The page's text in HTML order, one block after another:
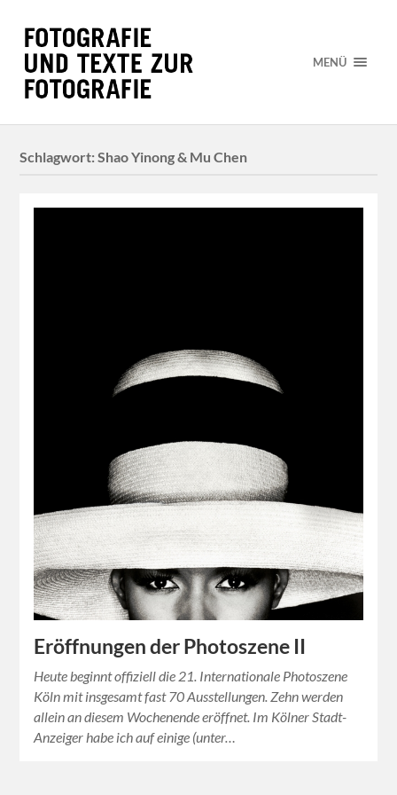
MENÜ
Schlagwort:Shao Yinong & Mu Chen
Eröffnungen der Photoszene II
Heute beginnt offiziell die 21. Internationale Photoszene
Köln mit insgesamt fast 70 Ausstellungen. Zehn werden
allein an diesem Wochenende eröffnet. Im Kölner Stadt-
Anzeiger habe ich auf einige (unter…